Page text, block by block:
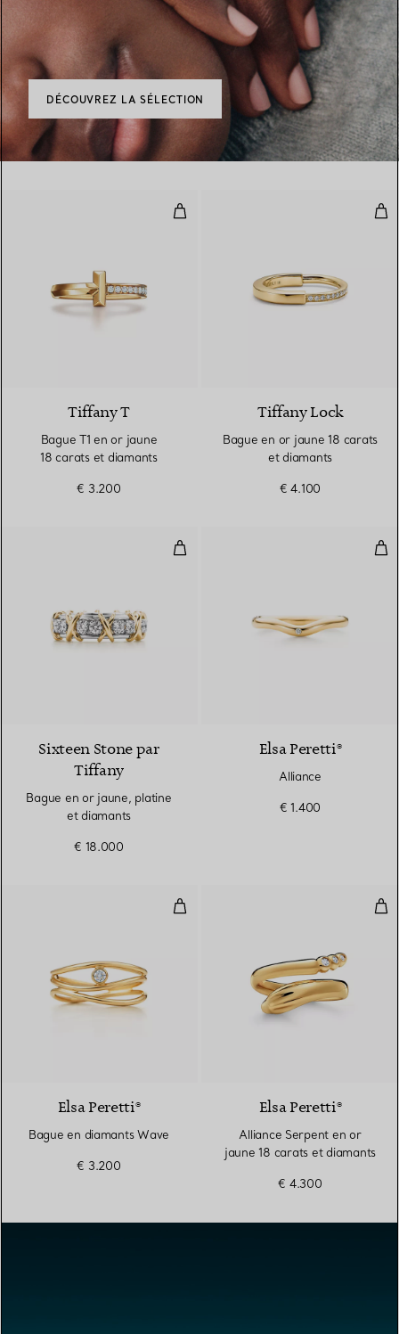
DÉCOUVREZ LA SÉLECTION
Bague T1 en or jaune 18 carats
Tiffany T
Bague T1 en or jaune
18 carats et diamants
€ 3.200
Tiffany Lock
Bague en or jaune 18 carats
et diamants
€ 4.100
Bague en or jaune, platine et
Sixteen Stone par
Tiffany
Bague en or jaune, platine
et diamants
€ 18.000
Elsa Peretti®
Alliance
€ 1.400
Bague en diamants Wave
Elsa Peretti®
Bague en diamants Wave
€ 3.200
Elsa Peretti®
Alliance Serpent en or
jaune 18 carats et diamants
€ 4.300